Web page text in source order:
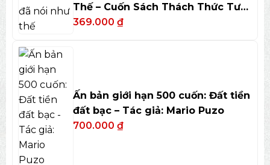
Thế – Cuốn Sách Thách Thức Tư
Duy
369.000 ₫
Ấn bản giới hạn 500 cuốn: Đất tiền
đất bạc – Tác giả: Mario Puzo
700.000 ₫